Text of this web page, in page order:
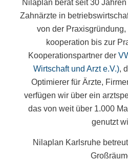
Nilaplan berät seit 30
Zahnärzte in
von der
kooperation bis zur
Kooperationspartner der
Wirtschaft und Arzt e.V.),
Optimierer für Ärzte,
verfügen wir über ein
das von weit über 1.000
genutzt
Nilaplan Karlsruhe